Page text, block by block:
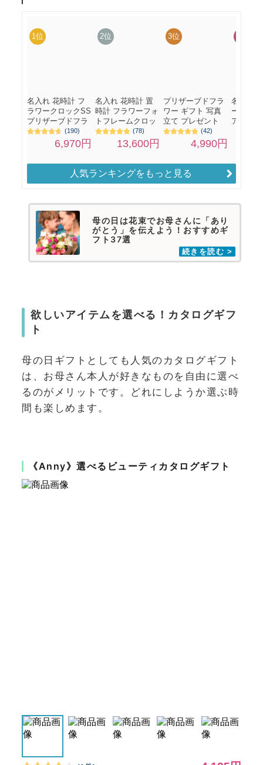
人気ランキングをもっと見る
母の日は花束でお母さんに「あり
がとう」を伝えよう！おすすめギ
フト37選
欲しいアイテムを選べる！カタログギフ
ト
母の日ギフトとしても人気のカタログギフト
は、お母さん本人が好きなものを自由に選べ
るのがメリットです。どれにしようか選ぶ時
間も楽しめます。
《Anny》選べるビューティカタログギフト